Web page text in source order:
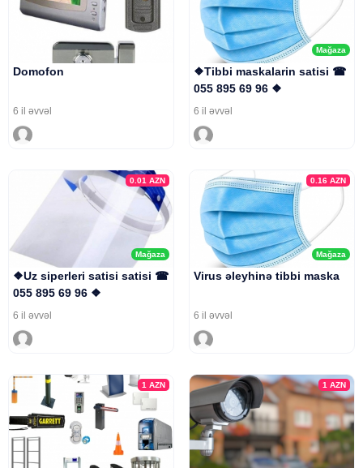
Domofon
6 il əvvəl
Mağaza
❖Tibbi maskalarin satisi ☎
055 895 69 96 ❖
6 il əvvəl
Mağaza
0.01AZN
❖Uz siperleri satisi satisi ☎
055 895 69 96 ❖
6 il əvvəl
Mağaza
0.16 AZN
Virus əleyhinə tibbi maska
6 il əvvəl
1AZN 1 AZN